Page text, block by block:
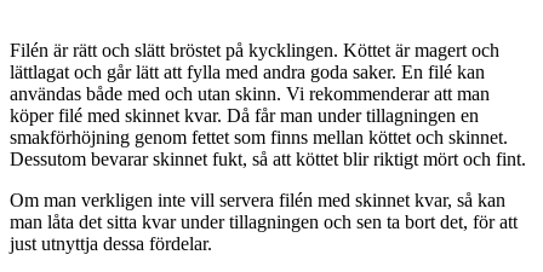
Filén är rätt och slätt bröstet på kycklingen. Köttet är magert och
lättlagat och går lätt att fylla med andra goda saker. En filé kan
användas både med och utan skinn. Vi rekommenderar att man
köper filé med skinnet kvar. Då får man under tillagningen en
smakförhöjning genom fettet som finns mellan köttet och skinnet.
Dessutom bevarar skinnet fukt, så att köttet blir riktigt mört och fint.
Om man verkligen inte vill servera filén med skinnet kvar, så kan
man låta det sitta kvar under tillagningen och sen ta bort det, för att
just utnyttja dessa fördelar.